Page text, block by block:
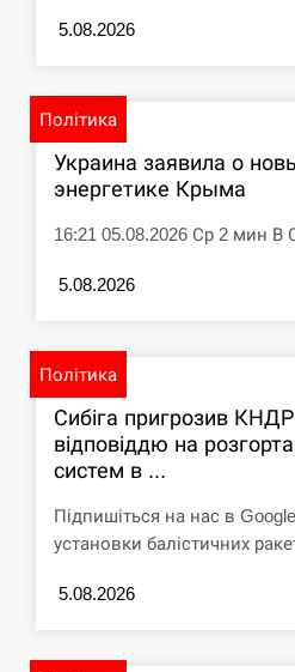
5.08.2026
Політика
Украина заявила о
энергетике Крыма
16:21 05.08.2026 Ср 2 мин В
5.08.2026
Політика
Сибіга пригрозив
відповіддю на
систем в ...
Підпишіться на нас в
установки балістичних
5.08.2026